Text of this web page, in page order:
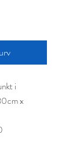
i
x